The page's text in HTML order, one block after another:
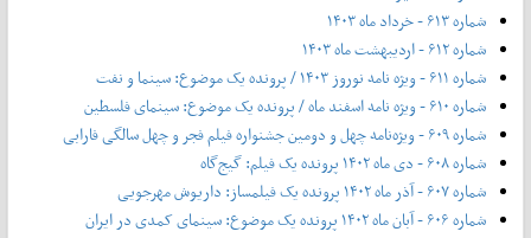
شماره ۶۱۳ - خرداد ماه ۱۴۰۳
شماره ۶۱۲ - اردیبهشت ماه ۱۴۰۳
شماره ۶۱۱ - ویژه نامه نوروز ۱۴۰۳ / پرونده یک موضوع: سینما و نفت
شماره ۶۱۰ - ویژه نامه اسفند ماه / پرونده یک موضوع: سینمای فلسطین
شماره ۶۰۹ - ویژه‌نامه چهل و دومین جشنواره فیلم فجر و چهل سالگی فارابی
شماره ۶۰۸ - دی ماه ۱۴۰۲ پرونده یک فیلم: گیج‌گاه
شماره ۶۰۷ - آذر ماه ۱۴۰۲ پرونده یک فیلمساز: داریوش مهرجویی
شماره ۶۰۶ - آبان ماه ۱۴۰۲ پرونده یک موضوع: سینمای کمدی در ایران